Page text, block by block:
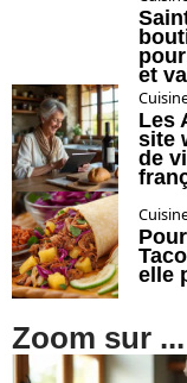
et
Les
site
de
elle
Zoom sur ...